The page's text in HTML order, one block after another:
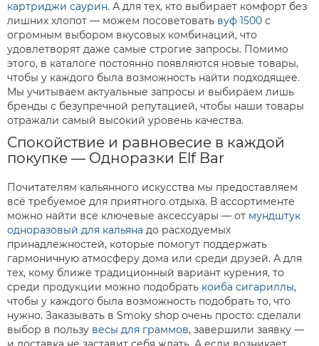
картриджи саурин. А для тех, кто выбирает комфорт без
лишних хлопот — можем посоветовать вуф 1500 с
огромным выбором вкусовых комбинаций, что
удовлетворят даже самые строгие запросы. Помимо
этого, в каталоге постоянно появляются новые товары,
чтобы у каждого была возможность найти подходящее.
Мы учитываем актуальные запросы и выбираем лишь
бренды с безупречной репутацией, чтобы наши товары
отражали самый высокий уровень качества.
Спокойствие и равновесие в каждой
покупке — Одноразки Elf Bar
Почитателям кальянного искусства мы предоставляем
всё требуемое для приятного отдыха. В ассортименте
можно найти все ключевые аксессуары — от мундштук
одноразовый для кальяна до расходуемых
принадлежностей, которые помогут поддержать
гармоничную атмосферу дома или среди друзей. А для
тех, кому ближе традиционный вариант курения, то
среди продукции можно подобрать коиба сигариллы,
чтобы у каждого была возможность подобрать то, что
нужно. Заказывать в Smoky shop очень просто: сделали
выбор в пользу весы для граммов, завершили заявку —